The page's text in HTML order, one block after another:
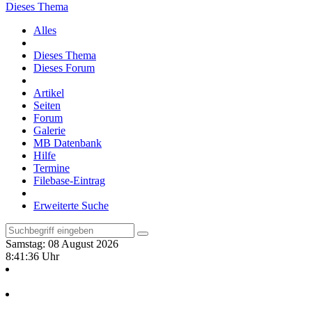
Dieses Thema
Alles
Dieses Thema
Dieses Forum
Artikel
Seiten
Forum
Galerie
MB Datenbank
Hilfe
Termine
Filebase-Eintrag
Erweiterte Suche
Samstag: 08 August 2026
8:41:36 Uhr